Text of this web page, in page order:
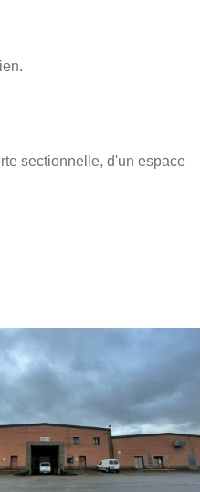
sectionnelle, d'un espace